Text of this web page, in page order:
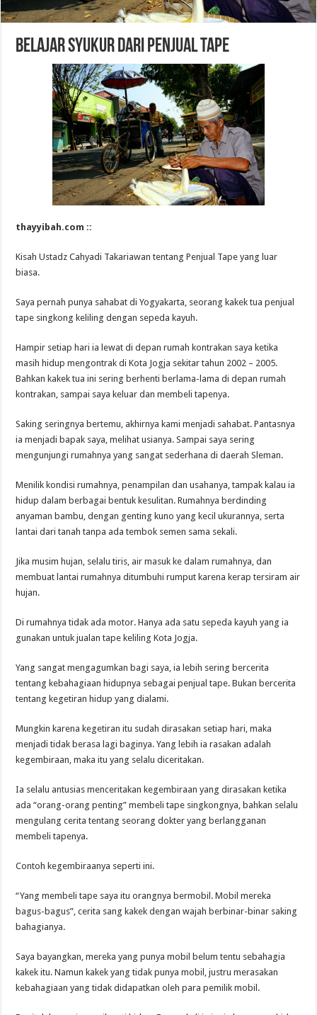
Belajar syukur dari penjual tape
thayyibah.com ::
Kisah Ustadz Cahyadi Takariawan tentang Penjual Tape yang luar
biasa.
Saya pernah punya sahabat di Yogyakarta, seorang kakek tua penjual
tape singkong keliling dengan sepeda kayuh.
Hampir setiap hari ia lewat di depan rumah kontrakan saya ketika
masih hidup mengontrak di Kota Jogja sekitar tahun 2002 – 2005.
Bahkan kakek tua ini sering berhenti berlama-lama di depan rumah
kontrakan, sampai saya keluar dan membeli tapenya.
Saking seringnya bertemu, akhirnya kami menjadi sahabat. Pantasnya
ia menjadi bapak saya, melihat usianya. Sampai saya sering
mengunjungi rumahnya yang sangat sederhana di daerah Sleman.
Menilik kondisi rumahnya, penampilan dan usahanya, tampak kalau ia
hidup dalam berbagai bentuk kesulitan. Rumahnya berdinding
anyaman bambu, dengan genting kuno yang kecil ukurannya, serta
lantai dari tanah tanpa ada tembok semen sama sekali.
Jika musim hujan, selalu tiris, air masuk ke dalam rumahnya, dan
membuat lantai rumahnya ditumbuhi rumput karena kerap tersiram air
hujan.
Di rumahnya tidak ada motor. Hanya ada satu sepeda kayuh yang ia
gunakan untuk jualan tape keliling Kota Jogja.
Yang sangat mengagumkan bagi saya, ia lebih sering bercerita
tentang kebahagiaan hidupnya sebagai penjual tape. Bukan bercerita
tentang kegetiran hidup yang dialami.
Mungkin karena kegetiran itu sudah dirasakan setiap hari, maka
menjadi tidak berasa lagi baginya. Yang lebih ia rasakan adalah
kegembiraan, maka itu yang selalu diceritakan.
Ia selalu antusias menceritakan kegembiraan yang dirasakan ketika
ada “orang-orang penting” membeli tape singkongnya, bahkan selalu
mengulang cerita tentang seorang dokter yang berlangganan
membeli tapenya.
Contoh kegembiraanya seperti ini.
“Yang membeli tape saya itu orangnya bermobil. Mobil mereka
bagus-bagus”, cerita sang kakek dengan wajah berbinar-binar saking
bahagianya.
Saya bayangkan, mereka yang punya mobil belum tentu sebahagia
kakek itu. Namun kakek yang tidak punya mobil, justru merasakan
kebahagiaan yang tidak didapatkan oleh para pemilik mobil.